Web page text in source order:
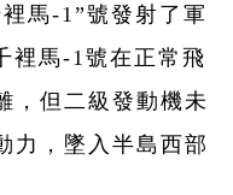
馬-1”號發射了軍
裡馬-1號在正常飛
，但二級發動機未
力，墜入半島西部